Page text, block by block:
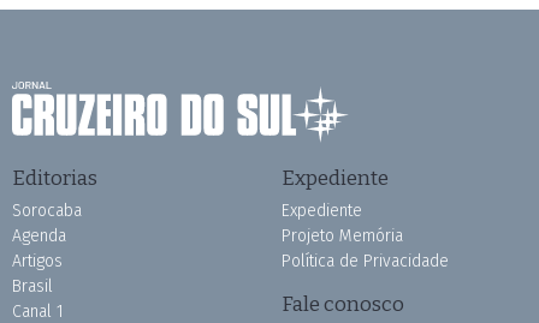
Editorias
Sorocaba
Agenda
Artigos
Brasil
Canal 1
Expediente
Expediente
Projeto Memória
Política de Privacidade
Fale conosco